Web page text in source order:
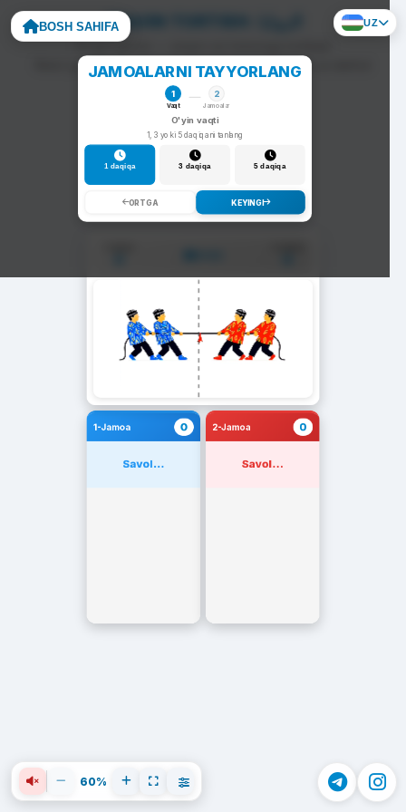
BOSH SAHIFA UZ
To'g'ri javob — arqon siz tomonga tortiladi.
Noto'g'ri javob — arqon raqib tomonga siljiydi va darhol
yangi savol chiqadi.
JAMOALARNI TAYYORLANG
1
Vaqt
2
Jamoalar
O'yin vaqti
1, 3 yoki 5 daqiqani tanlang
1 daqiqa 3 daqiqa 5 daqiqa
ORTGA KEYINGI
1-Jamoa 0
Savol...
2-Jamoa 0
Savol...
60%